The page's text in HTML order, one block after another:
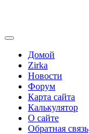
Домой
Zirka
Новости
Форум
Карта сайта
Калькулятор
О сайте
Обратная связь